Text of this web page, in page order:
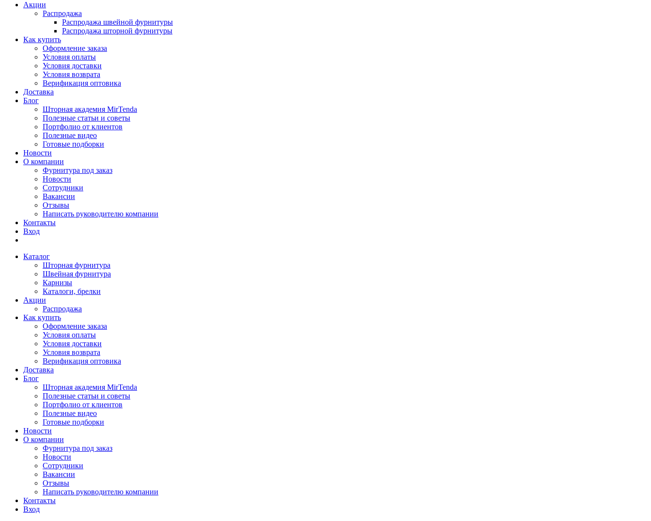
Акции
Распродажа
Распродажа швейной фурнитуры
Распродажа шторной фурнитуры
Как купить
Оформление заказа
Условия оплаты
Условия доставки
Условия возврата
Верификация оптовика
Доставка
Блог
Шторная академия MirTenda
Полезные статьи и советы
Портфолио от клиентов
Полезные видео
Готовые подборки
Новости
О компании
Фурнитура под заказ
Новости
Сотрудники
Вакансии
Отзывы
Написать руководителю компании
Контакты
Вход
Каталог
Шторная фурнитура
Швейная фурнитура
Карнизы
Каталоги, брелки
Акции
Распродажа
Как купить
Оформление заказа
Условия оплаты
Условия доставки
Условия возврата
Верификация оптовика
Доставка
Блог
Шторная академия MirTenda
Полезные статьи и советы
Портфолио от клиентов
Полезные видео
Готовые подборки
Новости
О компании
Фурнитура под заказ
Новости
Сотрудники
Вакансии
Отзывы
Написать руководителю компании
Контакты
Вход